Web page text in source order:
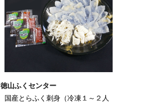
徳山ふくセンター
国産とらふく刺身（冷凍１～２人